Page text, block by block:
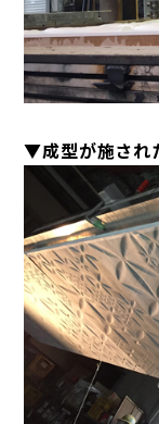
▼成型が施され